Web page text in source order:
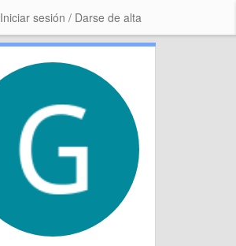
Iniciar sesión / Darse de alta